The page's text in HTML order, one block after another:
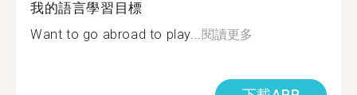
我的語言學習目標
Want to go abroad to play...閱讀更多